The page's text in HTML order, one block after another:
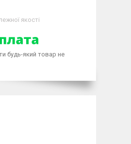
якості
будь-який товар не